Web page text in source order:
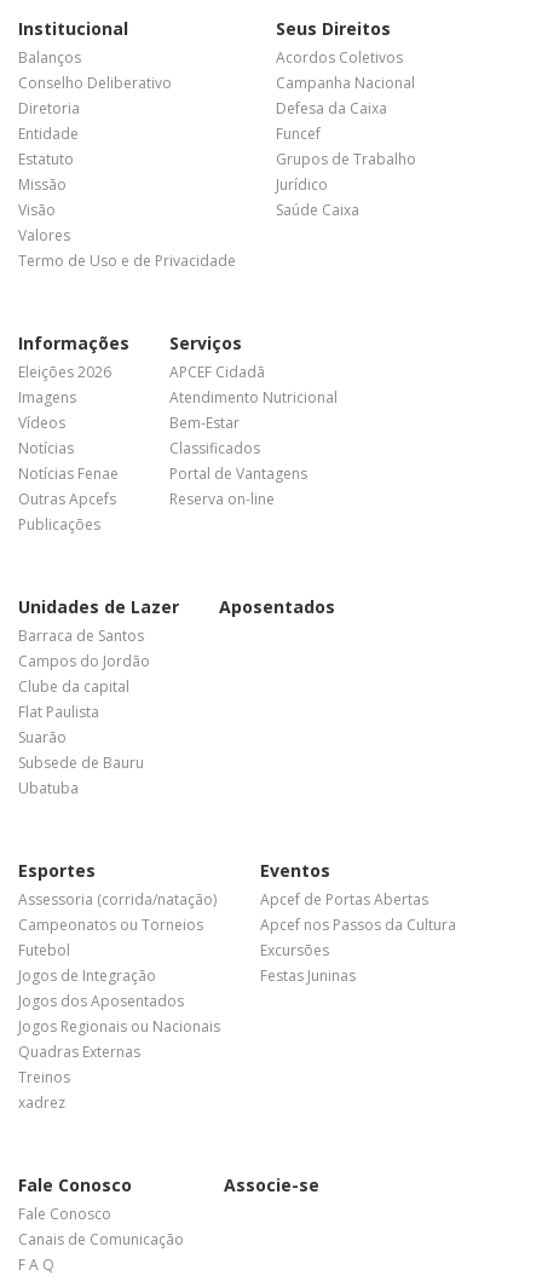
Institucional
Balanços
Conselho Deliberativo
Diretoria
Entidade
Estatuto
Missão
Visão
Valores
Termo de Uso e de Privacidade
Seus Direitos
Acordos Coletivos
Campanha Nacional
Defesa da Caixa
Funcef
Grupos de Trabalho
Jurídico
Saúde Caixa
Informações
Eleições 2026
Imagens
Vídeos
Notícias
Notícias Fenae
Outras Apcefs
Publicações
Serviços
APCEF Cidadã
Atendimento Nutricional
Bem-Estar
Classificados
Portal de Vantagens
Reserva on-line
Unidades de Lazer
Barraca de Santos
Campos do Jordão
Clube da capital
Flat Paulista
Suarão
Subsede de Bauru
Ubatuba
Aposentados
Esportes
Assessoria (corrida/natação)
Campeonatos ou Torneios
Futebol
Jogos de Integração
Jogos dos Aposentados
Jogos Regionais ou Nacionais
Quadras Externas
Treinos
xadrez
Eventos
Apcef de Portas Abertas
Apcef nos Passos da Cultura
Excursões
Festas Juninas
Fale Conosco
Fale Conosco
Canais de Comunicação
F A Q
Associe-se